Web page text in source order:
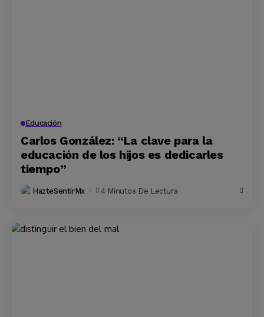
Educación
Carlos González: “La clave para la
educación de los hijos es dedicarles
tiempo”
HazteSentirMx 4 Minutos De Lectura